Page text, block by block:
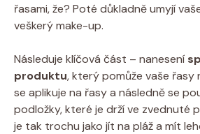
řasami, že? Poté důkladně umyjí
veškerý make-up.
Následuje klíčová část – nanesení
produktu, který pomůže vaše řasy
se aplikuje na řasy a následně se
podložky, které je drží ve zvednuté
je tak trochu jako jít na pláž a mít